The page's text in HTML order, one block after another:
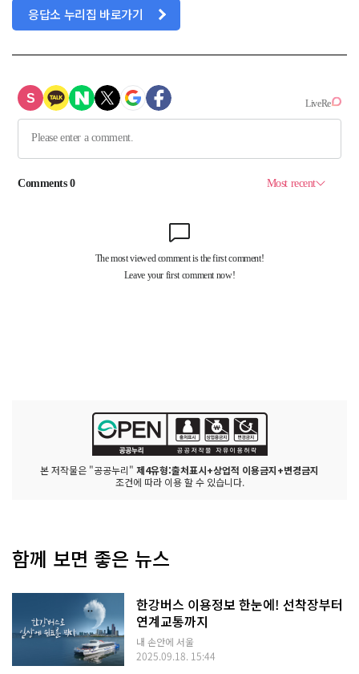
응답소 누리집 바로가기
본 저작물은 "공공누리" 제4유형:출처표시+상업적 이용금지+변경금지
조건에 따라 이용 할 수 있습니다.
함께 보면 좋은 뉴스
한강버스 이용정보 한눈에! 선착장부터
연계교통까지
내 손안에 서울
2025.09.18. 15:44